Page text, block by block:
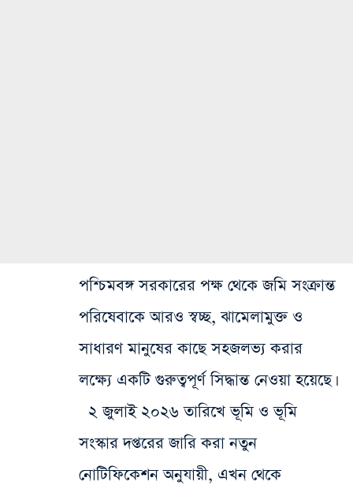
পশ্চিমবঙ্গ সরকারের পক্ষ থেকে জমি সংক্রান্ত
পরিষেবাকে আরও স্বচ্ছ, ঝামেলামুক্ত ও
সাধারণ মানুষের কাছে সহজলভ্য করার
লক্ষ্যে একটি গুরুত্বপূর্ণ সিদ্ধান্ত নেওয়া হয়েছে।
২ জুলাই ২০২৬ তারিখে ভূমি ও ভূমি
সংস্কার দপ্তরের জারি করা নতুন
নোটিফিকেশন অনুযায়ী, এখন থেকে